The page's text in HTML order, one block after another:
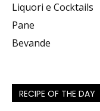
Liquori e Cocktails
Pane
Bevande
RECIPE OF THE DAY